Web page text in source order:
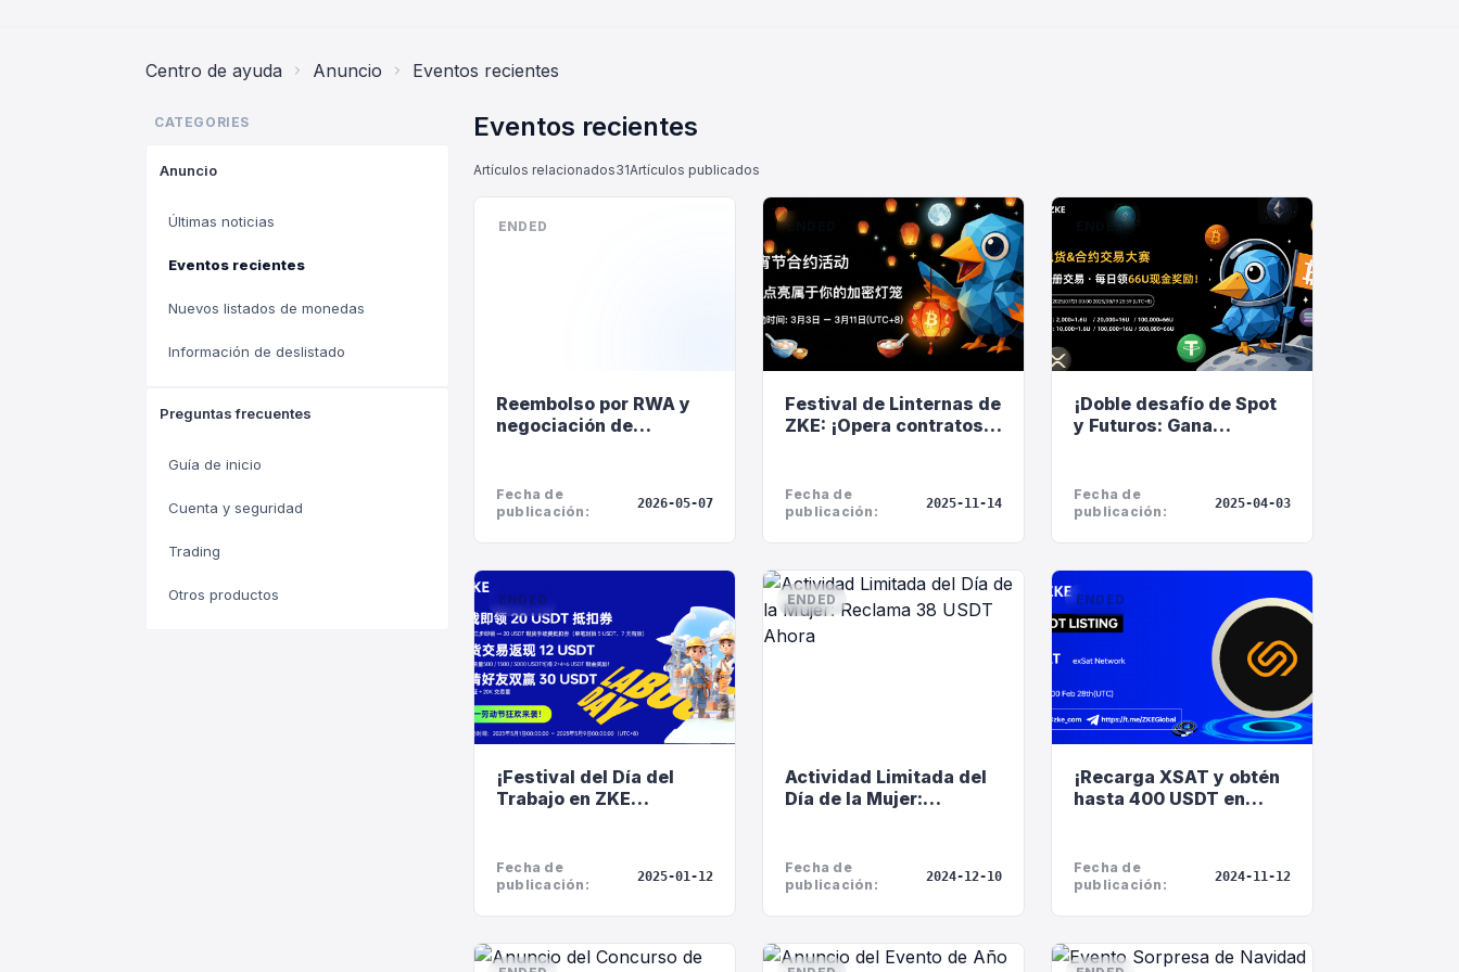
Centro de ayuda Anuncio Eventos recientes
CATEGORIES
Anuncio
Últimas noticias
Eventos recientes
Nuevos listados de monedas
Información de deslistado
Preguntas frecuentes
Guía de inicio
Cuenta y seguridad
Trading
Otros productos
Eventos recientes
Artículos relacionados31Artículos publicados
ENDED
Reembolso por RWA y
negociación de
comisiones!
Fecha de
publicación:
2026-05-07
ENDED
Festival de Linternas de
ZKE: ¡Opera contratos
gana hasta 100 USDT en
bonos de experiencia!
Fecha de
publicación:
2025-11-14
ENDED
¡Doble desafío de Spot
y Futuros: Gana
Fecha de
publicación:
2025-04-03
ENDED
¡Festival del Día del
Trabajo en ZKE
Fecha de
publicación:
2025-01-12
ENDED
Actividad Limitada del
Día de la Mujer:
Fecha de
publicación:
2024-12-10
ENDED
¡Recarga XSAT y obtén
hasta 400 USDT en
Fecha de
publicación:
2024-11-12
Hola, ¿en qué puedo
ayudarle?
Servicio al cliente en línea a su